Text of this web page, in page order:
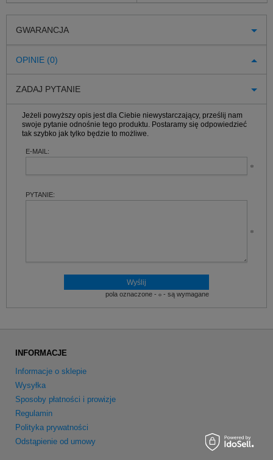
GWARANCJA
OPINIE (0)
ZADAJ PYTANIE
Jeżeli powyższy opis jest dla Ciebie niewystarczający, prześlij nam
swoje pytanie odnośnie tego produktu. Postaramy się odpowiedzieć
tak szybko jak tylko będzie to możliwe.
E-MAIL:
PYTANIE:
pola oznaczone - - są wymagane
INFORMACJE
Informacje o sklepie
Wysyłka
Sposoby płatności i prowizje
Regulamin
Polityka prywatności
Odstąpienie od umowy